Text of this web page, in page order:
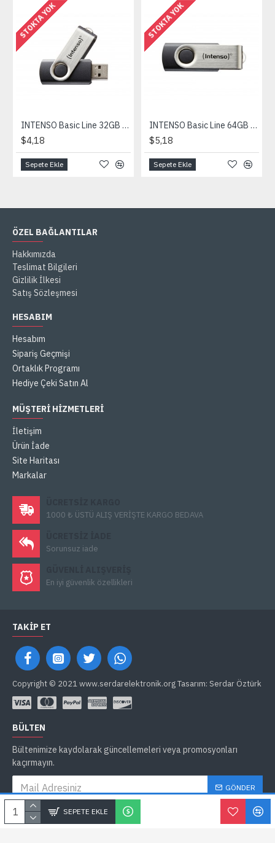
SEPETE EKLE
STOKTA YOK
INTENSO Basic Line 32GB USB2.0 Taşınabilir Bellek
$4,18
Sepete Ekle
STOKTA YOK
INTENSO Basic Line 64GB USB2.0 Taşınabilir Bellek
$5,18
Sepete Ekle
ÖZEL BAĞLANTILAR
Hakkımızda
Teslimat Bilgileri
Gizlilik İlkesi
Satış Sözleşmesi
HESABIM
Hesabım
Sipariş Geçmişi
Ortaklık Programı
Hediye Çeki Satın Al
MÜŞTERI HIZMETLERI
İletişim
Ürün İade
Site Haritası
Markalar
1000 ₺ ÜSTÜ ALIŞ VERİŞTE KARGO BEDAVA
Sorunsuz iade
En iyi güvenlik özellikleri
TAKIP ET
Copyright © 2021 www.serdarelektronik.org Tasarım: Serdar Öztürk
BÜLTEN
Bültenimize kaydolarak güncellemeleri veya promosyonları
kaçırmayın.
GÖNDER
Gizlilik İlkeleri 'ni okudum ve kabul ediyorum.